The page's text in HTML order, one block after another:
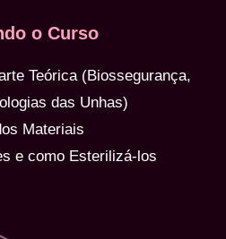
o Curso
Teórica (Biossegurança,
das Unhas)
Materiais
e como Esterilizá-los